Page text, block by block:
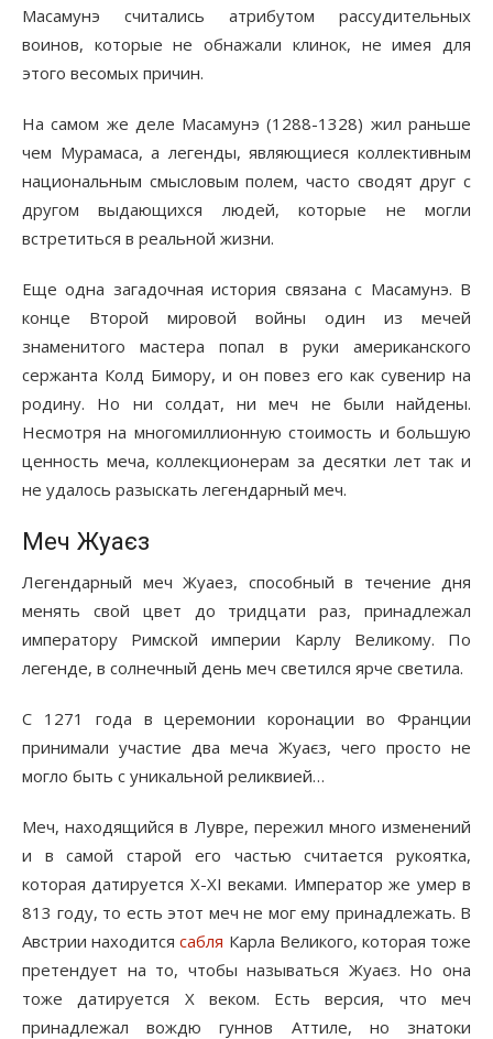
Масамунэ считались атрибутом рассудительных
воинов, которые не обнажали клинок, не имея для
этого весомых причин.
На самом же деле Масамунэ (1288-1328) жил раньше
чем Мурамаса, а легенды, являющиеся коллективным
национальным смысловым полем, часто сводят друг с
другом выдающихся людей, которые не могли
встретиться в реальной жизни.
Еще одна загадочная история связана с Масамунэ. В
конце Второй мировой войны один из мечей
знаменитого мастера попал в руки американского
сержанта Колд Бимору, и он повез его как сувенир на
родину. Но ни солдат, ни меч не были найдены.
Несмотря на многомиллионную стоимость и большую
ценность меча, коллекционерам за десятки лет так и
не удалось разыскать легендарный меч.
Меч Жуаєз
Легендарный меч Жуаез, способный в течение дня
менять свой цвет до тридцати раз, принадлежал
императору Римской империи Карлу Великому. По
легенде, в солнечный день меч светился ярче светила.
С 1271 года в церемонии коронации во Франции
принимали участие два меча Жуаєз, чего просто не
могло быть с уникальной реликвией…
Меч, находящийся в Лувре, пережил много изменений
и в самой старой его частью считается рукоятка,
которая датируется X-XI веками. Император же умер в
813 году, то есть этот меч не мог ему принадлежать. В
Австрии находитсясабля Карла Великого, которая тоже
претендует на то, чтобы называться Жуаєз. Но она
тоже датируется X веком. Есть версия, что меч
принадлежал вождю гуннов Аттиле, но знатоки